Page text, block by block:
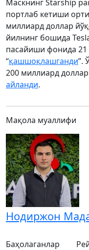
Маскнинг Starship
портлаб кетиши
миллиард доллар
йилнинг бошида
пасайиши фонида 21
“қашшоқлашганди”.
200 миллиард
айланди.
Мақола муаллифи
Нодиржон
Баҳолаганлар